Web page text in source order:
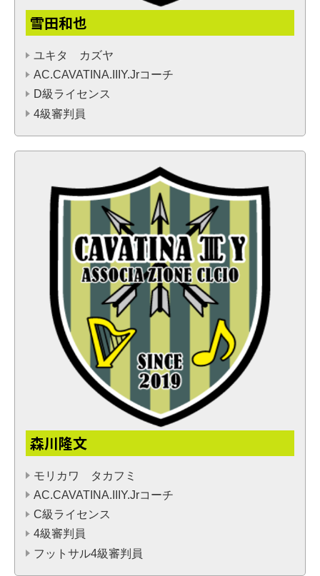
雪田和也
ユキタ カズヤ
AC.CAVATINA.IIIY.Jrコーチ
D級ライセンス
4級審判員
森川隆文
モリカワ タカフミ
AC.CAVATINA.IIIY.Jrコーチ
C級ライセンス
4級審判員
フットサル4級審判員